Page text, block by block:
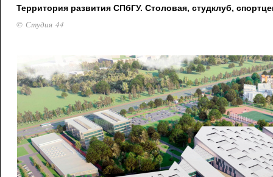
Территория развития СПбГУ. Столовая, студклуб,
© Студия 44